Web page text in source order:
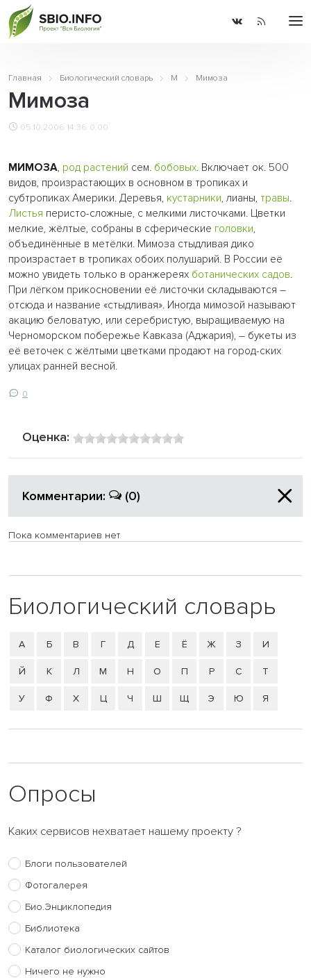
Главная Биологический словарь М Мимоза
Мимоза
05.10.2006 14:36 0.00
МИМОЗА, род растений сем. бобовых. Включает ок. 500
видов, произрастающих в основном в тропиках и
субтропиках Америки. Деревья, кустарники, лианы, травы.
Листья перисто-сложные, с мелкими листочками. Цветки
мелкие, жёлтые, собраны в сферические головки,
объединённые в метёлки. Мимоза стыдливая дико
произрастает в тропиках обоих полушарий. В России её
можно увидеть только в оранжереях ботанических садов.
При лёгком прикосновении её листочки складываются –
отсюда и название «стыдливая». Иногда мимозой называют
акацию беловатую, или серебристую, выращиваемую на
Черноморском побережье Кавказа (Аджария), – букеты из
её веточек с жёлтыми цветками продают на город-ских
улицах ранней весной.
0
Оценка:
Комментарии: (0)
Пока комментариев нет
Биологический словарь
А Б В Г Д Е Ё Ж З И
Й К Л М Н О П Р С Т
У Ф Х Ц Ч Ш Щ Э Ю Я
Опросы
Каких сервисов нехватает нашему проекту ?
Блоги пользователей
Фотогалерея
Био.Энциклопедия
Библиотека
Каталог биологических сайтов
Ничего не нужно